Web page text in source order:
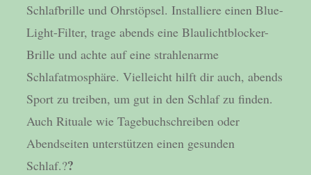
Schlafbrille und Ohrstöpsel. Installiere einen Blue-
Light-Filter, trage abends eine Blaulichtblocker-
Brille und achte auf eine strahlenarme
Schlafatmosphäre. Vielleicht hilft dir auch, abends
Sport zu treiben, um gut in den Schlaf zu finden.
Auch Rituale wie Tagebuchschreiben oder
Abendseiten unterstützen einen gesunden
Schlaf.??